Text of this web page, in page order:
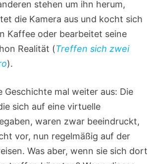
stehen um ihn herum,
die Kamera aus und kocht sich
Kaffee oder bearbeitet seine
Realität (Treffen sich zwei
).
Geschichte mal weiter aus: Die
sich auf eine virtuelle
waren zwar beeindruckt,
vor, nun regelmäßig auf der
Was aber, wenn sie sich dort